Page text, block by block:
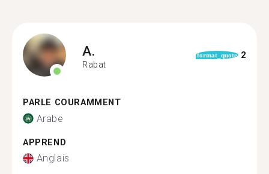
A.
Rabat
format_quote 2
PARLE COURAMMENT
Arabe
APPREND
Anglais